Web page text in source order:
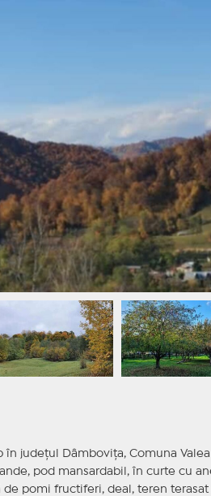
județul Dâmbovița, Comuna Valea
pod mansardabil, în curte cu
pomi fructiferi, deal, teren terasat